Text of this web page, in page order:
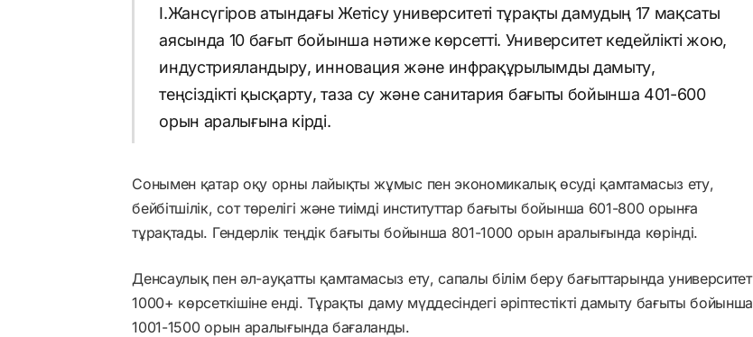
І.Жансүгіров атындағы Жетісу университеті тұрақты дамудың 17 мақсаты
аясында 10 бағыт бойынша нәтиже көрсетті. Университет кедейлікті жою,
индустрияландыру, инновация және инфрақұрылымды дамыту,
теңсіздікті қысқарту, таза су және санитария бағыты бойынша 401-600
орын аралығына кірді.
Сонымен қатар оқу орны лайықты жұмыс пен экономикалық өсуді қамтамасыз ету,
бейбітшілік, сот төрелігі және тиімді институттар бағыты бойынша 601-800 орынға
тұрақтады. Гендерлік теңдік бағыты бойынша 801-1000 орын аралығында көрінді.
Денсаулық пен әл-ауқатты қамтамасыз ету, сапалы білім беру бағыттарында университет
1000+ көрсеткішіне енді. Тұрақты даму мүддесіндегі әріптестікті дамыту бағыты бойынша
1001-1500 орын аралығында бағаланды.